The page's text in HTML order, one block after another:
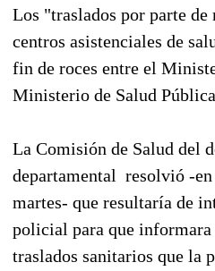
Los "traslados por parte
centros asistenciales de
fin de roces entre el
Ministerio de Salud
La Comisión de Salud del
departamental resolvió -en
martes- que resultaría de
policial para que informara
traslados sanitarios que la